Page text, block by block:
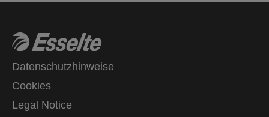
Datenschutzhinweise
Cookies
Legal Notice